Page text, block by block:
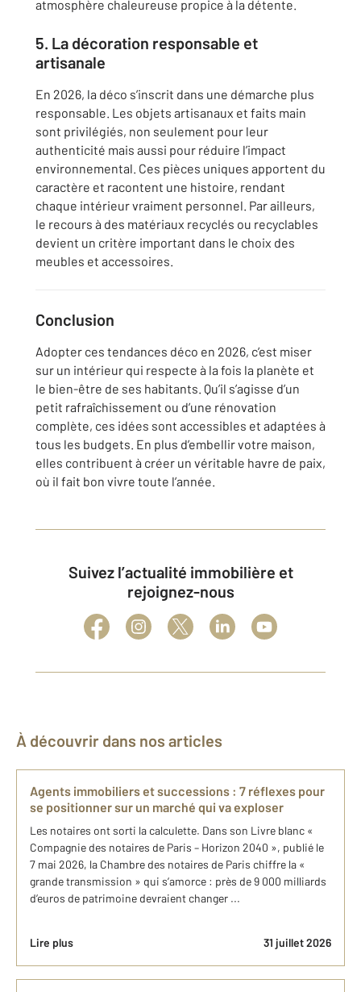
atmosphère chaleureuse propice à la détente.
5. La décoration responsable et
artisanale
En 2026, la déco s’inscrit dans une démarche plus
responsable. Les objets artisanaux et faits main
sont privilégiés, non seulement pour leur
authenticité mais aussi pour réduire l’impact
environnemental. Ces pièces uniques apportent du
caractère et racontent une histoire, rendant
chaque intérieur vraiment personnel. Par ailleurs,
le recours à des matériaux recyclés ou recyclables
devient un critère important dans le choix des
meubles et accessoires.
Conclusion
Adopter ces tendances déco en 2026, c’est miser
sur un intérieur qui respecte à la fois la planète et
le bien-être de ses habitants. Qu’il s’agisse d’un
petit rafraîchissement ou d’une rénovation
complète, ces idées sont accessibles et adaptées à
tous les budgets. En plus d’embellir votre maison,
elles contribuent à créer un véritable havre de paix,
où il fait bon vivre toute l’année.
Suivez l’actualité immobilière et
rejoignez-nous
À découvrir dans nos articles
Agents immobiliers et successions : 7 réflexes pour
se positionner sur un marché qui va exploser
Les notaires ont sorti la calculette. Dans son Livre blanc «
Compagnie des notaires de Paris – Horizon 2040 », publié le
7 mai 2026, la Chambre des notaires de Paris chiffre la «
grande transmission » qui s’amorce : près de 9 000 milliards
d’euros de patrimoine devraient changer ...
Lire plus 31 juillet 2026